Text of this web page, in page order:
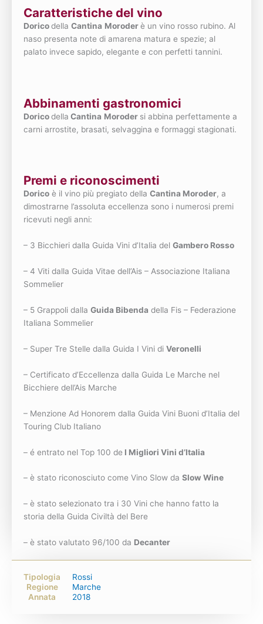
Caratteristiche del vino
Doricodella Cantina Moroderè un vino rosso rubino. Al
naso presenta note di amarena matura e spezie; al
palato invece sapido, elegante e con perfetti tannini.
Abbinamenti gastronomici
Doricodella Cantina Moroder si abbina perfettamente a
carni arrostite, brasati, selvaggina e formaggi stagionati.
Premi e riconoscimenti
Dorico è il vino più pregiato della Cantina Moroder, a
dimostrarne l’assoluta eccellenza sono i numerosi premi
ricevuti negli anni:
– 3 Bicchieri dalla Guida Vini d’Italia del Gambero Rosso
– 4 Viti dalla Guida Vitae dell’Ais – Associazione Italiana
Sommelier
– 5 Grappoli dalla Guida Bibenda della Fis – Federazione
Italiana Sommelier
– Super Tre Stelle dalla Guida I Vini di Veronelli
– Certificato d’Eccellenza dalla Guida Le Marche nel
Bicchiere dell’Ais Marche
– Menzione Ad Honorem dalla Guida Vini Buoni d’Italia del
Touring Club Italiano
– é entrato nel Top 100 de I Migliori Vini d’Italia
– è stato riconosciuto come Vino Slow da Slow Wine
– è stato selezionato tra i 30 Vini che hanno fatto la
storia della Guida Civiltà del Bere
– è stato valutato 96/100 da Decanter
Tipologia
Rossi
Regione
Marche
Annata
2018